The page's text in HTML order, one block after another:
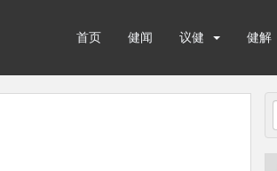
首页 健闻 议健 健解